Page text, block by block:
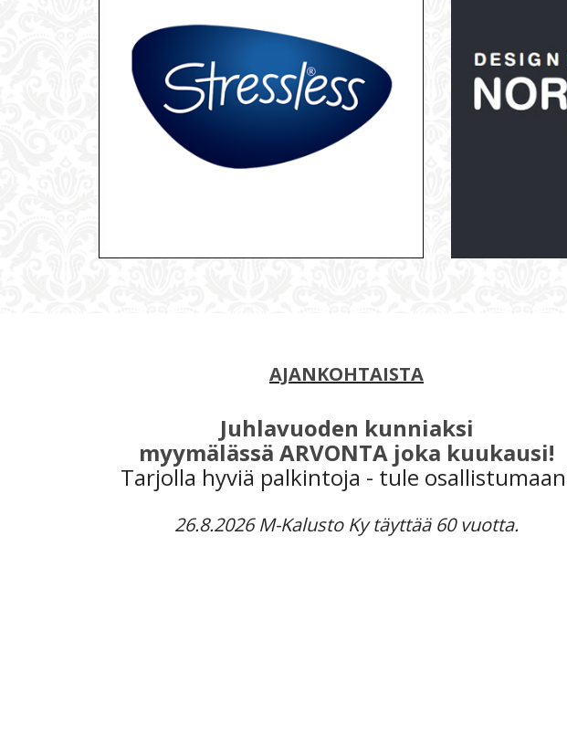
AJANKOHTAISTA
Juhlavuoden kunniaksi
myymälässä ARVONTA joka kuukausi!
Tarjolla hyviä palkintoja - tule
26.8.2026 M-Kalusto Ky täyttää 60 vuotta.